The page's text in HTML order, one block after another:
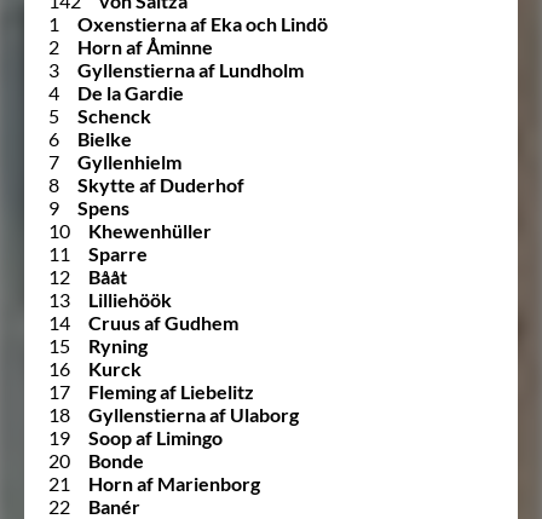
1
Oxenstierna af Eka och Lindö
2
Horn af Åminne
3
Gyllenstierna af Lundholm
4
De la Gardie
5
Schenck
6
Bielke
7
Gyllenhielm
8
Skytte af Duderhof
9
Spens
10
Khewenhüller
11
Sparre
12
Bååt
13
Lilliehöök
14
Cruus af Gudhem
15
Ryning
16
Kurck
17
Fleming af Liebelitz
18
Gyllenstierna af Ulaborg
19
Soop af Limingo
20
Bonde
21
Horn af Marienborg
22
Banér